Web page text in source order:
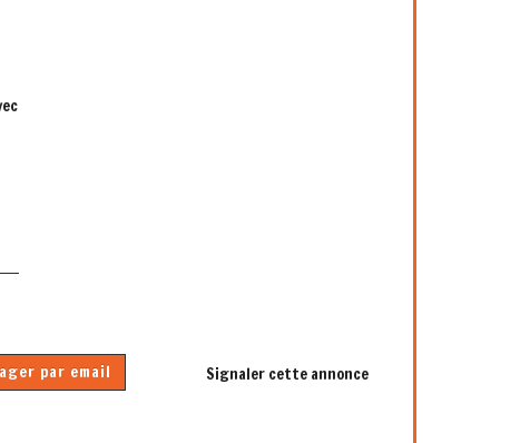
par email Signaler cette annonce